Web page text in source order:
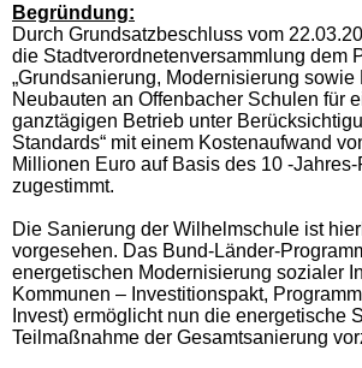
Begründung:
Durch Grundsatzbeschluss vom
die Stadtverordnetenversammlung dem
„Grundsanierung, Modernisierung sowie
Neubauten an Offenbacher Schulen für
ganztägigen Betrieb unter
Standards“ mit einem Kostenaufwand
Millionen Euro auf Basis des 10 -
zugestimmt.
Die Sanierung der Wilhelmschule ist
vorgesehen. Das Bund-Länder-
energetischen Modernisierung sozialer
Kommunen – Investitionspakt,
Invest) ermöglicht nun die energetische
Teilmaßnahme der Gesamtsanierung